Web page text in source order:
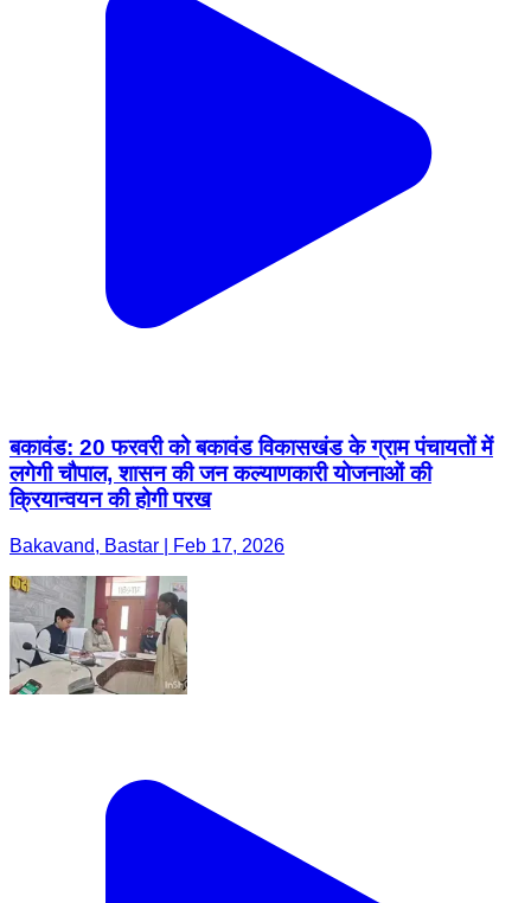
बकावंड: 20 फरवरी को बकावंड विकासखंड के ग्राम पंचायतों में
लगेगी चौपाल, शासन की जन कल्याणकारी योजनाओं की
क्रियान्वयन की होगी परख
Bakavand, Bastar | Feb 17, 2026